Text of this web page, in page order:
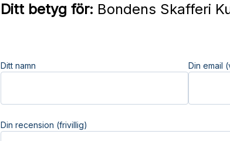
Ditt betyg för: Bondens Skafferi
Ditt namn Din email
Din recension (frivillig)